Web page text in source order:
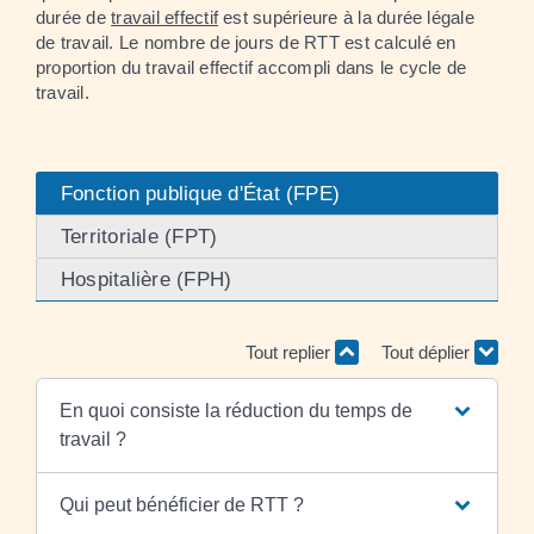
durée detravail effectifest supérieure à la durée légale
de travail. Le nombre de jours de RTT est calculé en
proportion du travail effectif accompli dans le cycle de
travail.
Fonction publique d'État (FPE)
Territoriale (FPT)
Hospitalière (FPH)
Tout replier Tout déplier
En quoi consiste la réduction du temps de
travail ?
Qui peut bénéficier de RTT ?